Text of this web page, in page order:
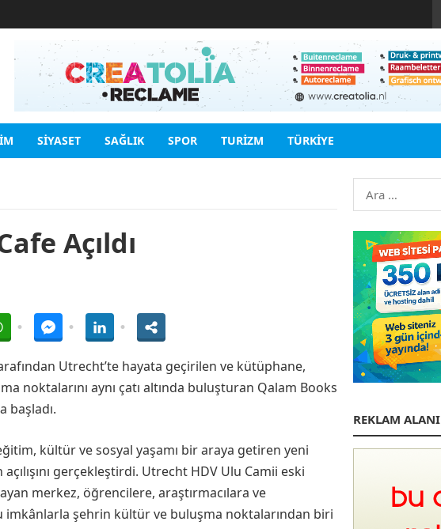
SIYASET SAĞLIK SPOR TURIZM TÜRKIYE
Açıldı
Utrecht’te hayata geçirilen ve kütüphane,
noktalarını aynı çatı altında buluşturan Qalam Books
başladı.
kültür ve sosyal yaşamı bir araya getiren yeni
gerçekleştirdi. Utrecht HDV Ulu Camii eski
merkez, öğrencilere, araştırmacılara ve
şehrin kültür ve buluşma noktalarından biri
Arama:
REKLAM ALANI